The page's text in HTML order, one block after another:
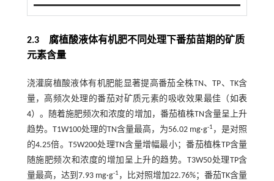
2.3 腐植酸液体有机肥不同处理下番茄苗期的矿质
元素含量
浇灌腐植酸液体有机肥能显著提高番茄全株TN、TP、TK含
量，高频次处理的番茄对矿质元素的吸收效果最佳（如表
4）。随着施肥频次和浓度的增加，番茄植株TN含量呈上升
趋势。T1W100处理的TN含量最高，为56.02 mg·g-1 ，是对照
的4.25倍。T5W200处理TN含量增幅最小；番茄植株TP含量
随施肥频次和浓度的增加呈上升的趋势。T3W50处理TP含
量最高，达到7.93 mg·g-1 ，比对照增加22.76%；番茄TK含量